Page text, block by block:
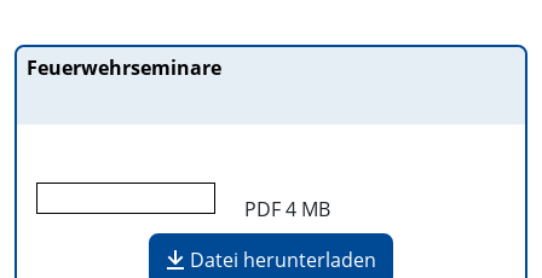
Feuerwehrseminare
PDF4 MB
Datei herunterladen